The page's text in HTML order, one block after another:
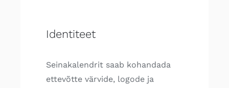
Identiteet
Seinakalendrit saab kohandada
ettevõtte värvide, logode ja